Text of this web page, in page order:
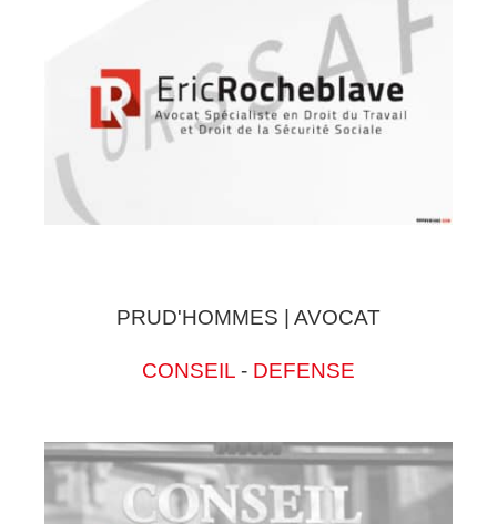
PRUD'HOMMES | AVOCAT
CONSEIL - DEFENSE